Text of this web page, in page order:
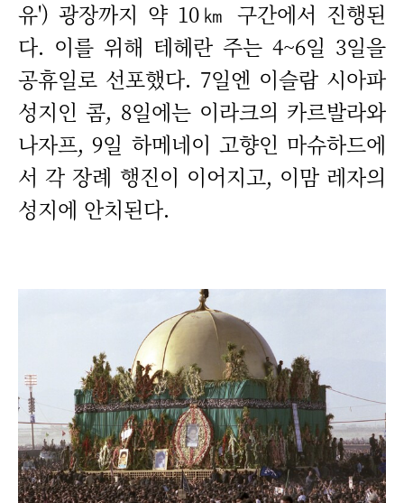
유') 광장까지 약 10㎞ 구간에서 진행된
다. 이를 위해 테헤란 주는 4~6일 3일을
공휴일로 선포했다. 7일엔 이슬람 시아파
성지인 콤, 8일에는 이라크의 카르발라와
나자프, 9일 하메네이 고향인 마슈하드에
서 각 장례 행진이 이어지고, 이맘 레자의
성지에 안치된다.